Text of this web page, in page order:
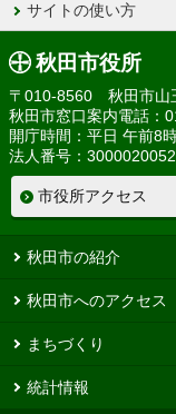
サイトの使い方
秋田市役所
〒010-8560 秋田市山
秋田市窓口案内電話
開庁時間：平日 午前8
法人番号：
市役所アクセス
秋田市の紹介
秋田市へのアクセス
まちづくり
統計情報